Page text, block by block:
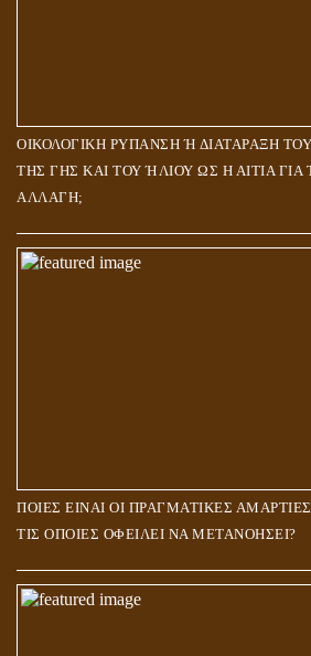
ΟΙΚΟΛΟΓΙΚΗ ΡΥΠΑΝΣΗ Ή ΔΙΑΤΑΡΑΞΗ
ΤΗΣ ΓΗΣ ΚΑΙ ΤΟΥ ΉΛΙΟΥ ΩΣ Η ΑΙΤΙΑ
ΑΛΛΑΓΗ;
ΠΟΙΕΣ ΕΙΝΑΙ ΟΙ ΠΡΑΓΜΑΤΙΚΕΣ
ΤΙΣ ΟΠΟΙΕΣ ΟΦΕΙΛΕΙ ΝΑ ΜΕΤΑΝΟΗΣΕΙ?